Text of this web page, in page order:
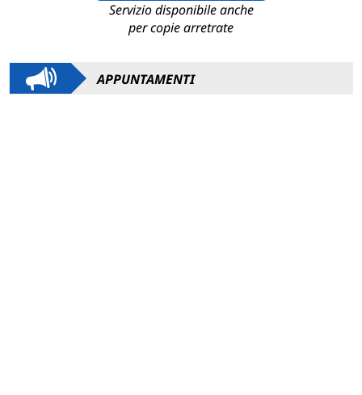
Servizio disponibile anche
per copie arretrate
APPUNTAMENTI